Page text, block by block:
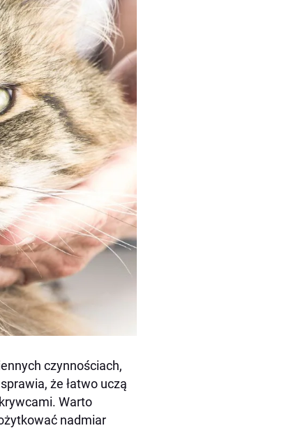
czynnościach,
że łatwo uczą
Warto
nadmiar